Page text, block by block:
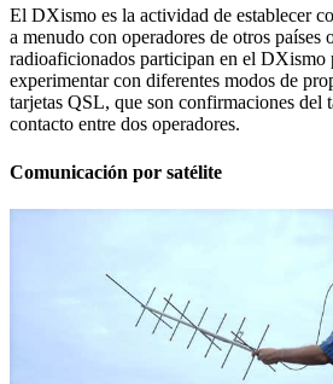
El DXismo es la actividad de establecer
a menudo con operadores de otros países
radioaficionados participan en el DXismo
experimentar con diferentes modos de
tarjetas QSL, que son confirmaciones del
contacto entre dos operadores.
Comunicación por satélite